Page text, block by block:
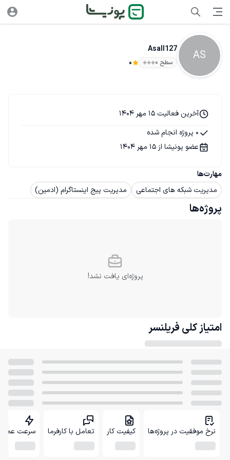
AS
Asall127
سطح ۰ 0
مهارت‌ها
مدیریت شبکه های اجتماعی
مدیریت پیج اینستاگرام (ادمین)
آخرین فعالیت 15 مهر 1404
0 پروژه انجام شده
عضو پونیشا از 15 مهر 1404
پروژه‌ها
پروژه‌ای یافت نشد!
امتیاز کلی فریلنسر
نرخ موفقیت در پروژه‌ها کیفیت کار تعامل با کارفرما سرعت عمل